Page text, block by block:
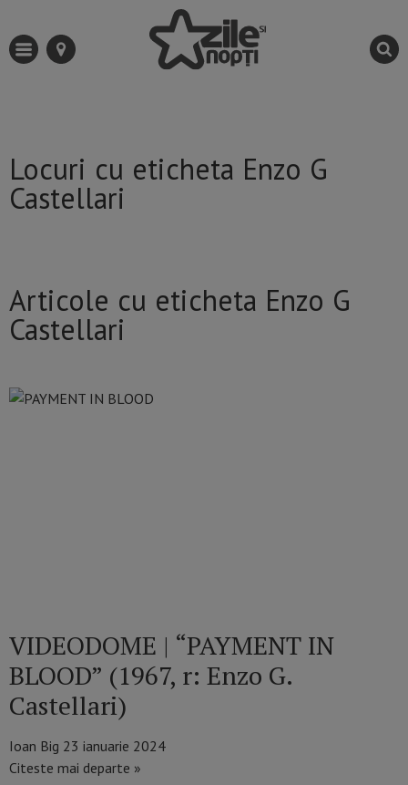
Locuri cu eticheta Enzo G
Castellari
Articole cu eticheta Enzo G
Castellari
VIDEODOME | “PAYMENT IN
BLOOD” (1967, r: Enzo G.
Castellari)
Ioan Big 23 ianuarie 2024
Citeste mai departe »